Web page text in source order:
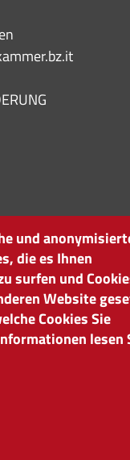
und
die es Ihnen
surfen und
Website
Cookies Sie
lesen